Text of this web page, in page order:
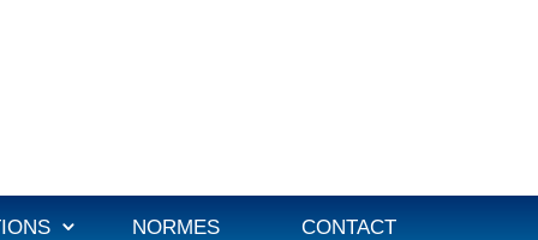
NORMES CONTACT